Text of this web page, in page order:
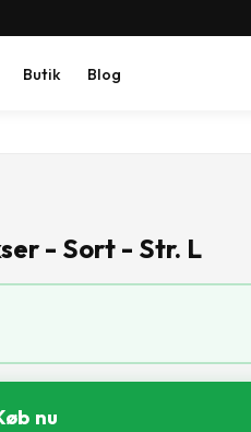
Butik Blog
- Sort - Str. L
nu